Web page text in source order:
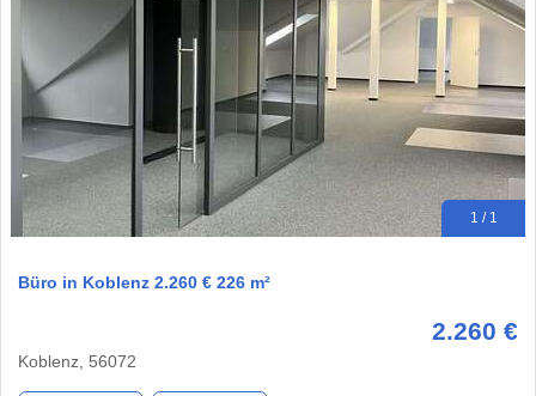
1 / 1
Büro in Koblenz 2.260 € 226 m²
2.260 €
Koblenz, 56072